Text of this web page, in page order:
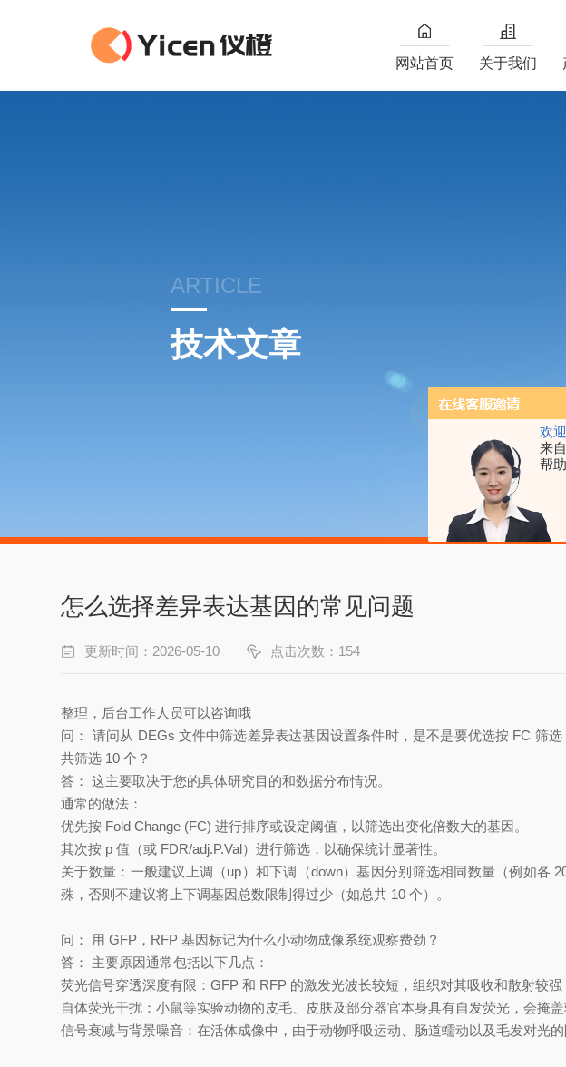
欢
来
帮
网站首页 关于我们
ARTICLE
技术文章
怎么选择差异表达基因的常见问题
更新时间：2026-05-10 点击次数：154
整理，后台工作人员可以咨询哦
问： 请问从 DEGs 文件中筛选差异表达基因设置条件时，是不是要优选按 FC 筛
共筛选 10 个？
答： 这主要取决于您的具体研究目的和数据分布情况。
通常的做法：
优先按 Fold Change (FC) 进行排序或设定阈值，以筛选出变化倍数大的基因。
其次按 p 值（或 FDR/adj.P.Val）进行筛选，以确保统计显著性。
关于数量：一般建议上调（up）和下调（down）基因分别筛选相同数量（例如
殊，否则不建议将上下调基因总数限制得过少（如总共 10 个）。
问： 用 GFP，RFP 基因标记为什么小动物成像系统观察费劲？
答： 主要原因通常包括以下几点：
荧光信号穿透深度有限：GFP 和 RFP 的激发光波长较短，组织对其吸收和散射较
自体荧光干扰：小鼠等实验动物的皮毛、皮肤及部分器官本身具有自发荧光，会掩盖
信号衰减与背景噪音：在活体成像中，由于动物呼吸运动、肠道蠕动以及毛发对光